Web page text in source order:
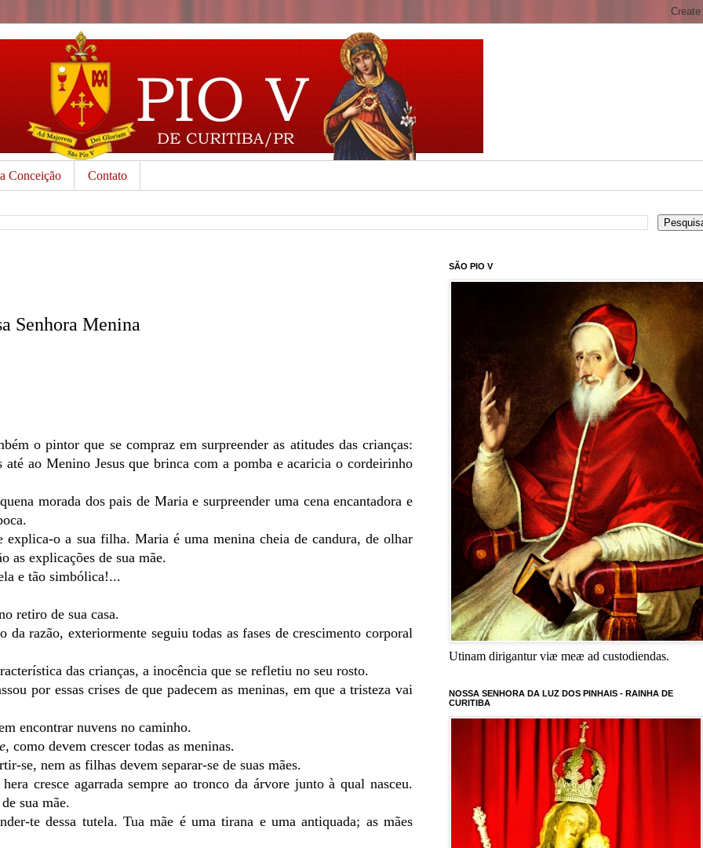
Conceição Contato
Senhora Menina
o pintor que se compraz em surpreender as atitudes das crianças:
ao Menino Jesus que brinca com a pomba e acaricia o cordeirinho
morada dos pais de Maria e surpreender uma cena encantadora e
explica-o a sua filha. Maria é uma menina cheia de candura, de olhar
as explicações de sua mãe.
e tão simbólica!...
retiro de sua casa.
da razão, exteriormente seguiu todas as fases de crescimento corporal
das crianças, a inocência que se refletiu no seu rosto.
por essas crises de que padecem as meninas, em que a tristeza vai
encontrar nuvens no caminho.
, como devem crescer todas as meninas.
se, nem as filhas devem separar-se de suas mães.
cresce agarrada sempre ao tronco da árvore junto à qual nasceu.
sua mãe.
te dessa tutela. Tua mãe é uma tirana e uma antiquada; as mães
SÃO PIO V
Utinam dirigantur viæ meæ ad custodiendas.
NOSSA SENHORA DA LUZ DOS PINHAIS - RAINHA DE
CURITIBA